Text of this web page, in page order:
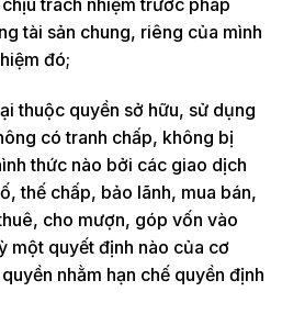
tài sản chung, riêng của mình
đó;
thuộc quyền sở hữu, sử dụng
có tranh chấp, không bị
thức nào bởi các giao dịch
thế chấp, bảo lãnh, mua bán,
cho mượn, góp vốn vào
một quyết định nào của cơ
nhằm hạn chế quyền định